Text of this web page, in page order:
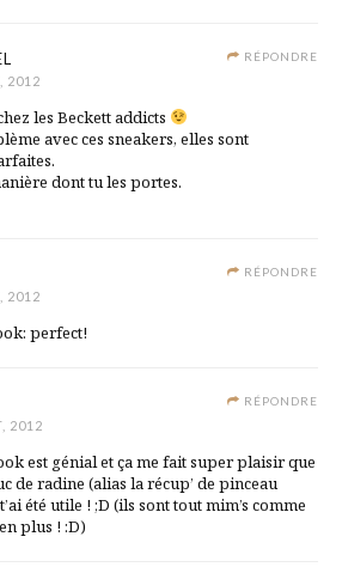
RÉPONDRE
2012
les Beckett addicts
avec ces sneakers, elles sont
dont tu les portes.
RÉPONDRE
2012
perfect!
RÉPONDRE
2012
est génial et ça me fait super plaisir que
de radine (alias la récup’ de pinceau
été utile ! ;D (ils sont tout mim’s comme
plus ! :D)